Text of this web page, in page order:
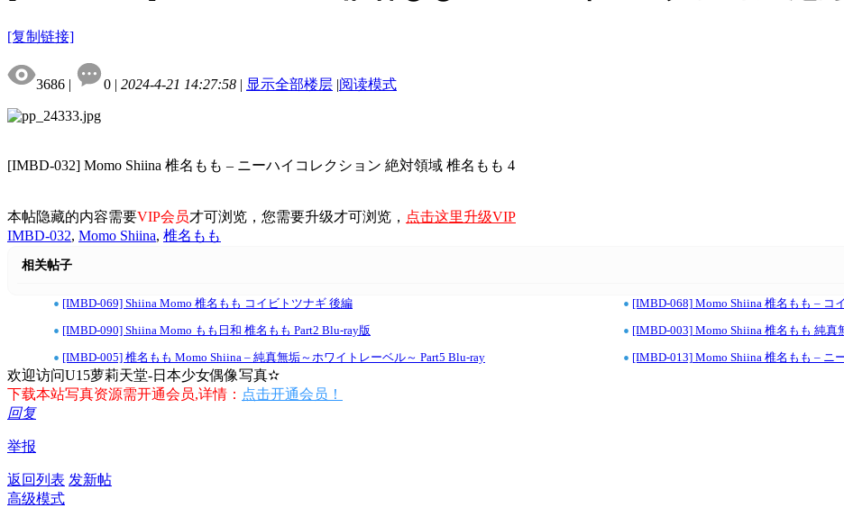
[复制链接]
3686 | 0 | 2024-4-21 14:27:58 | 显示全部楼层 |阅读模式
[IMBD-032] Momo Shiina 椎名もも – ニーハイコレクション 絶対領域 椎名もも 4
本帖隐藏的内容需要VIP会员才可浏览，您需要升级才可浏览， 点击这里升级VIP
IMBD-032, Momo Shiina, 椎名もも
相关帖子
• [IMBD-069] Shiina Momo 椎名もも コイビトツナギ 後編 • [IMBD-068] Momo Shiina 椎名もも – コ
• [IMBD-090] Shiina Momo もも日和 椎名もも Part2 Blu-ray版 • [IMBD-003] Momo Shiina 椎名もも 純真
• [IMBD-005] 椎名もも Momo Shiina – 純真無垢～ホワイトレーベル～ Part5 Blu-ray • [IMBD-013] Momo Shiina 椎名もも – ニ
欢迎访问U15萝莉天堂-日本少女偶像写真✫
下载本站写真资源需开通会员,详情： 点击开通会员！
回复
举报
返回列表 发新帖
高级模式